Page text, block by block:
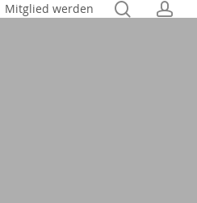
Mitglied werden search